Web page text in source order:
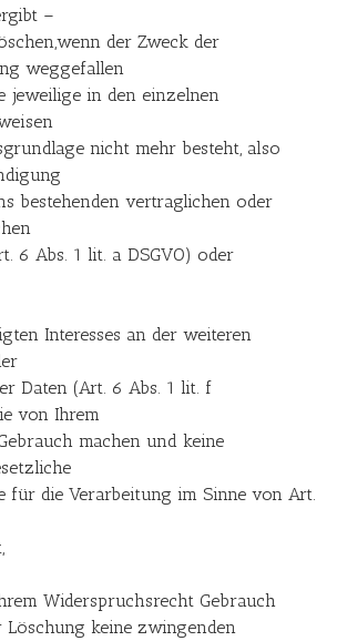
–
der Zweck der
weggefallen
jeweilige in den einzelnen
nicht mehr besteht, also
bestehenden vertraglichen oder
6 Abs. 1 lit. a DSGVO) oder
Interesses an der weiteren
Daten (Art. 6 Abs. 1 lit. f
von Ihrem
machen und keine
für die Verarbeitung im Sinne von Art.
Widerspruchsrecht Gebrauch
Löschung keine zwingenden